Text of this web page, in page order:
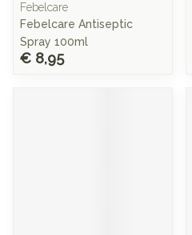
Febelcare
Febelcare Antiseptic
Spray 100ml
€ 8,95